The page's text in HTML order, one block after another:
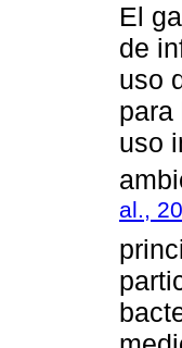
El
de
uso
para
uso
al.,